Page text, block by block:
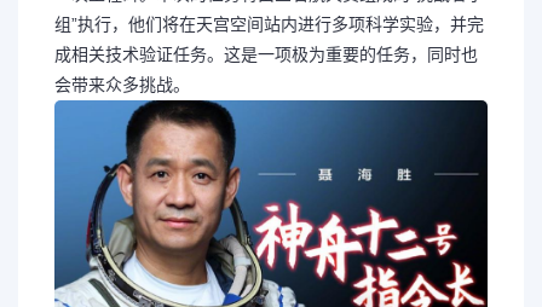
组”执行，他们将在天宫空间站内进行多项科学实验，并完
成相关技术验证任务。这是一项极为重要的任务，同时也
会带来众多挑战。